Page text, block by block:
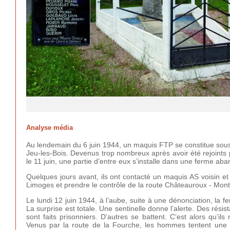
Analyse média
Au lendemain du 6 juin 1944, un maquis FTP se constitue
Jeu-les-Bois. Devenus trop nombreux après avoir été
le 11 juin, une partie d’entre eux s’installe dans une ferme
Quelques jours avant, ils ont contacté un maquis AS voisin
Limoges et prendre le contrôle de la route Châteauroux -
Le lundi 12 juin 1944, à l’aube, suite à une dénonciation, la
La surprise est totale. Une sentinelle donne l’alerte. Des
sont faits prisonniers. D’autres se battent. C’est alors
Venus par la route de la Fourche, les hommes tentent